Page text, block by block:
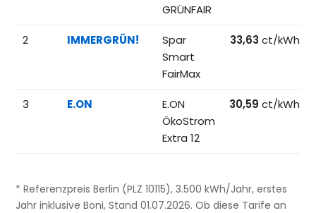
GRÜNFAIR
2 IMMERGRÜN!
Spar
Smart
FairMax
33,63 ct/kWh
3 E.ON
E.ON
ÖkoStrom
Extra 12
30,59 ct/kWh
* Referenzpreis Berlin (PLZ 10115), 3.500 kWh/Jahr, erstes
Jahr inklusive Boni, Stand 01.07.2026. Ob diese Tarife an